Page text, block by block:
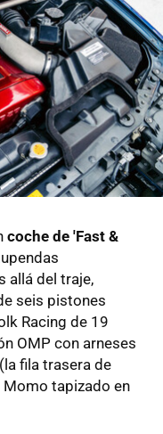
coche de 'Fast &
allá del traje,
seis pistones
Racing de 19
OMP con arneses
fila trasera de
tapizado en